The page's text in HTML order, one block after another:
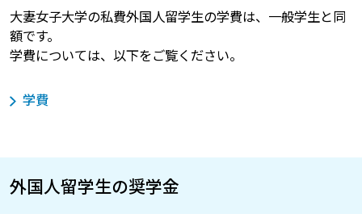
大妻女子大学の私費外国人留学生の学費は、一般学生と同
額です。
学費については、以下をご覧ください。
学費
外国人留学生の奨学金